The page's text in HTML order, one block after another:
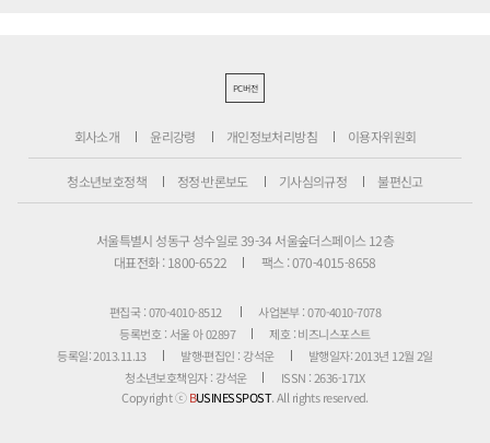
PC버전
회사소개 윤리강령 개인정보처리방침 이용자위원회
청소년보호정책 정정·반론보도 기사심의규정 불편신고
서울특별시 성동구 성수일로 39-34 서울숲더스페이스 12층
대표전화 : 1800-6522
팩스 : 070-4015-8658
편집국 : 070-4010-8512
사업본부 : 070-4010-7078
등록번호 : 서울 아 02897
제호 : 비즈니스포스트
등록일: 2013.11.13
발행·편집인 : 강석운
발행일자: 2013년 12월 2일
청소년보호책임자 : 강석운
ISSN : 2636-171X
Copyright ⓒBUSINESSPOST. All rights reserved.